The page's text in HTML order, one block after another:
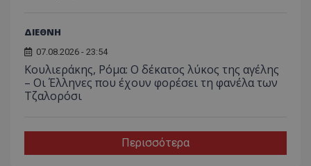
ΔΙΕΘΝΗ
07.08.2026 - 23:54
Κουλιεράκης, Ρόμα: Ο δέκατος λύκος της αγέλης
– Οι Έλληνες που έχουν φορέσει τη φανέλα των
Τζαλορόσι
Περισσότερα